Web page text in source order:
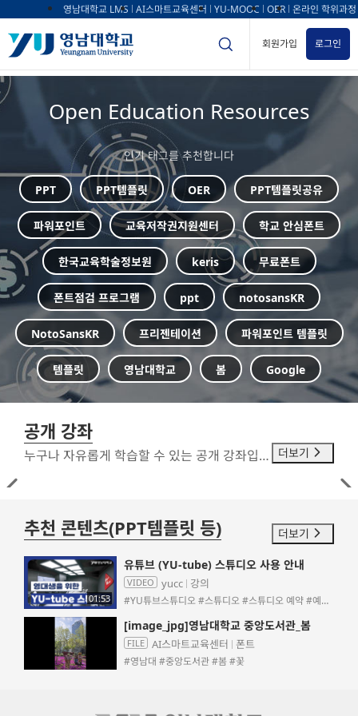
영남대학교 LMS AI스마트교육센터 YU-MOOC OER 온라인 학위과정
회원가입 로그인
Open Education Resources
인기 태그를 추천합니다
PPT PPT템플릿 OER PPT템플릿공유
파워포인트 교육저작권지원센터 학교 안심폰트
한국교육학술정보원 keris 무료폰트
폰트점검 프로그램 ppt notosansKR
NotoSansKR 프리젠테이션 파워포인트 템플릿
템플릿 영남대학교 봄 Google
공개 강좌
누구나 자유롭게 학습할 수 있는 공개 강좌입니다. 더보기 
추천 콘텐츠(PPT템플릿 등) 더보기 
01:53
유튜브 (YU-tube) 스튜디오 사용 안내
VIDEO yucc 강의
#YU튜브스튜디오 #스튜디오 #스튜디오 예약 #예약
[image_jpg]영남대학교 중앙도서관_봄
FILE AI스마트교육센터 폰트
#영남대 #중앙도서관 #봄 #꽃